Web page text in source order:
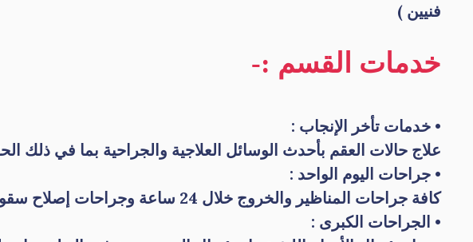
فنيين )
خدمات القسم :-
• خدمات تأخر الإنجاب :
علاج حالات العقم بأحدث الوسائل العلاجية والجراحية بما في ذلك
• جراحات اليوم الواحد :
كافة جراحات المناظير والخروج خلال 24 ساعة وجراحات إصلاح سقوط جدار المهبل الأمامي والخلفي.
• الجراحات الكبرى :